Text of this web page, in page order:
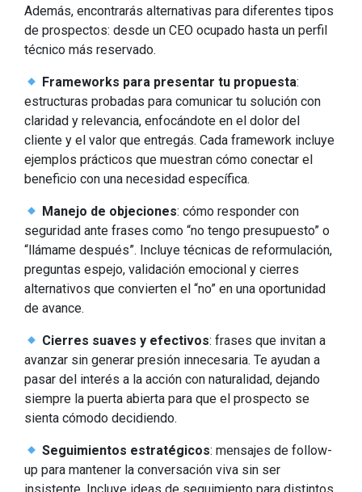
Además, encontrarás alternativas para diferentes tipos
de prospectos: desde un CEO ocupado hasta un perfil
técnico más reservado.
Frameworks para presentar tu propuesta:
estructuras probadas para comunicar tu solución con
claridad y relevancia, enfocándote en el dolor del
cliente y el valor que entregás. Cada framework incluye
ejemplos prácticos que muestran cómo conectar el
beneficio con una necesidad específica.
Manejo de objeciones: cómo responder con
seguridad ante frases como “no tengo presupuesto” o
“llámame después”. Incluye técnicas de reformulación,
preguntas espejo, validación emocional y cierres
alternativos que convierten el “no” en una oportunidad
de avance.
Cierres suaves y efectivos: frases que invitan a
avanzar sin generar presión innecesaria. Te ayudan a
pasar del interés a la acción con naturalidad, dejando
siempre la puerta abierta para que el prospecto se
sienta cómodo decidiendo.
Seguimientos estratégicos: mensajes de follow-
up para mantener la conversación viva sin ser